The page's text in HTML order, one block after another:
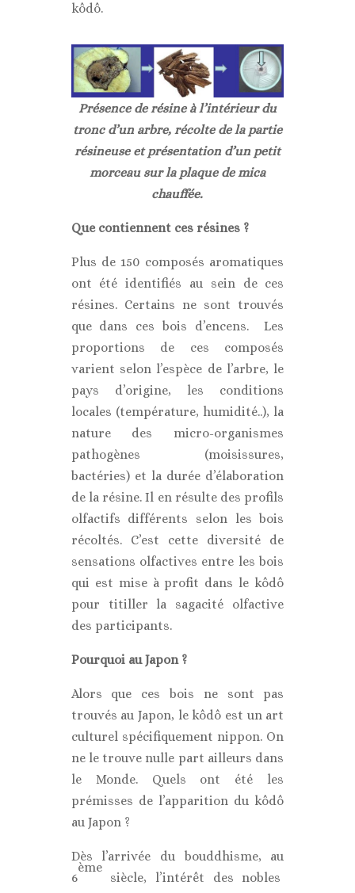
kôdô.
Présence de résine à l’intérieur du
tronc d’un arbre, récolte de la partie
résineuse et présentation d’un petit
morceau sur la plaque de mica
chauffée.
Que contiennent ces résines ?
Plus de 150 composés aromatiques
ont été identifiés au sein de ces
résines. Certains ne sont trouvés
que dans ces bois d’encens. Les
proportions de ces composés
varient selon l’espèce de l’arbre, le
pays d’origine, les conditions
locales (température, humidité..), la
nature des micro-organismes
pathogènes (moisissures,
bactéries) et la durée d’élaboration
de la résine. Il en résulte des profils
olfactifs différents selon les bois
récoltés. C’est cette diversité de
sensations olfactives entre les bois
qui est mise à profit dans le kôdô
pour titiller la sagacité olfactive
des participants.
Pourquoi au Japon ?
Alors que ces bois ne sont pas
trouvés au Japon, le kôdô est un art
culturel spécifiquement nippon. On
ne le trouve nulle part ailleurs dans
le Monde. Quels ont été les
prémisses de l’apparition du kôdô
au Japon ?
Dès l’arrivée du bouddhisme, au
6
ème
siècle, l’intérêt des nobles